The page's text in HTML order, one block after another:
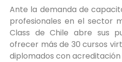
Ante la demanda de
profesionales en el sector
Class de Chile abre sus
ofrecer más de 30 cursos
diplomados con acreditación